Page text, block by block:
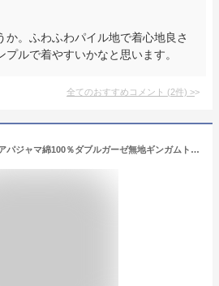
か。ふわふわパイル地で着心地良さ
ルで着やすいかなと思います。
全てのおすすめコメント (2件) >
ケーズアイ ガーゼペアパジャマ綿100％ダブルガーゼ無地ギンガムトリミング シャツパジャマ 長袖・長ズボン 春夏秋向き素材